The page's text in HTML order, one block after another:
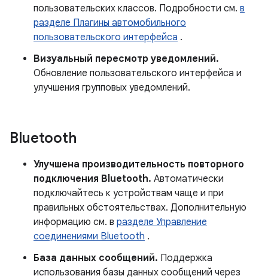
пользовательских классов. Подробности см. в
разделе Плагины автомобильного
пользовательского интерфейса .
Визуальный пересмотр уведомлений.
Обновление пользовательского интерфейса и
улучшения групповых уведомлений.
Bluetooth
Улучшена производительность повторного
подключения Bluetooth. Автоматически
подключайтесь к устройствам чаще и при
правильных обстоятельствах. Дополнительную
информацию см. в разделе Управление
соединениями Bluetooth .
База данных сообщений. Поддержка
использования базы данных сообщений через